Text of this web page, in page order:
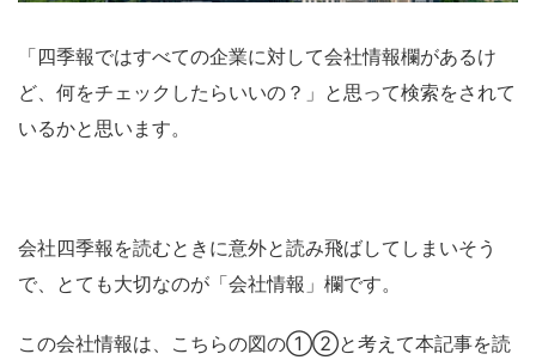
「四季報ではすべての企業に対して会社情報欄があるけ
ど、何をチェックしたらいいの？」と思って検索をされて
いるかと思います。
会社四季報を読むときに意外と読み飛ばしてしまいそう
で、とても大切なのが「会社情報」欄です。
この会社情報は、こちらの図の①②と考えて本記事を読